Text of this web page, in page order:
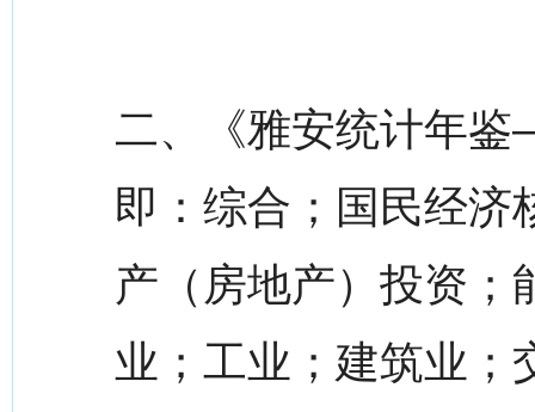
二、《雅安统计年
即：综合；国民经济
产（房地产）投资；
业；工业；建筑业；